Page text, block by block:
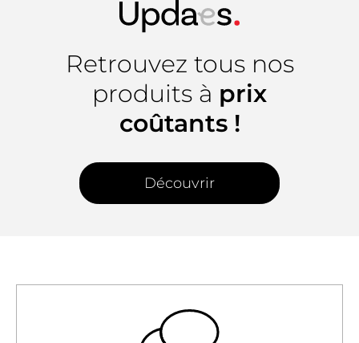
Retrouvez tous nos
produits à prix
coûtants !
Découvrir